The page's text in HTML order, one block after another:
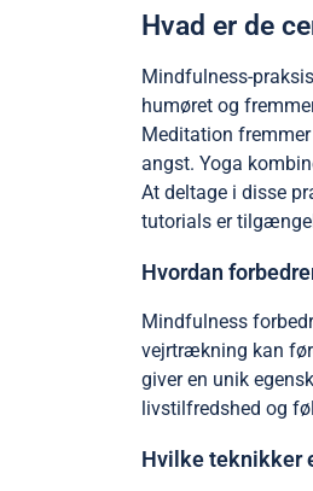
Hvad er de
Mindfulness-
humøret og
Meditation
angst. Yoga
At deltage i disse
tutorials er
Hvordan
Mindfulness
vejrtrækning kan
giver en unik
livstilfredshed og
Hvilke teknikker